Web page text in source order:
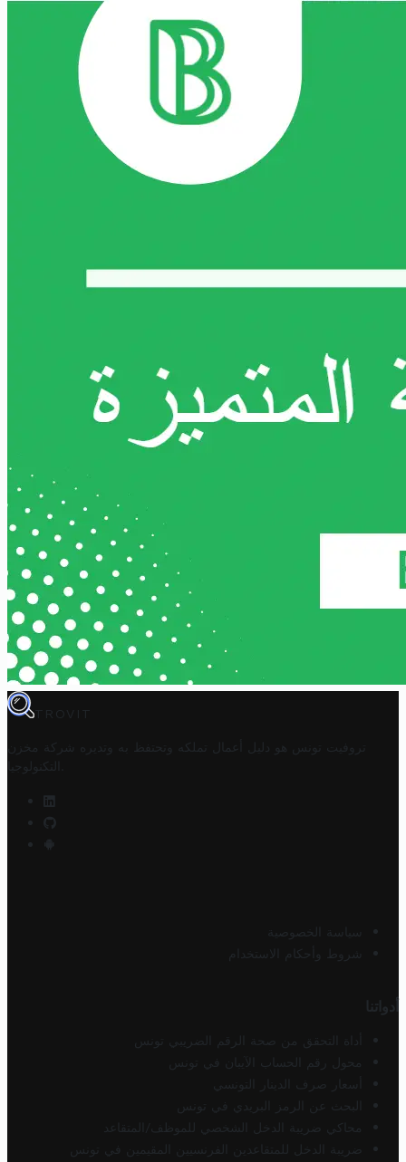
TROVIT
تروفيت تونس هو دليل أعمال تملكه وتحتفظ به وتديره
شركة مخزن
التكنولوجيا
سياسة الخصوصية
شروط وأحكام الاستخدام
أدواتنا
أداة التحقق من صحة الرقم الضريبي تونس
محول رقم الحساب الآيبان في تونس
أسعار صرف الدينار التونسي
البحث عن الرمز البريدي في تونس
محاكي ضريبة الدخل الشخصي للموظف/المتقاعد
ضريبة الدخل للمتقاعدين الفرنسيين المقيمين في تونس